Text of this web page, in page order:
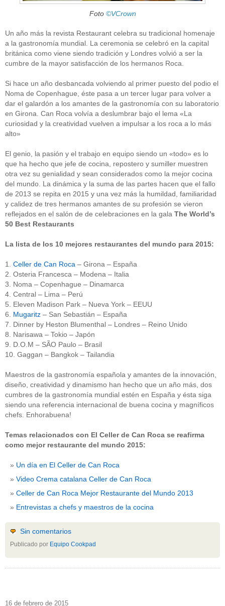
Foto ©VCrown
Un año más la revista Restaurant celebra su tradicional homenaje
a la gastronomía mundial. La ceremonia se celebró en la capital
británica como viene siendo tradición y Londres volvió a ser la
cumbre de la mayor satisfacción de los hermanos Roca.
Si hace un año desbancada volviendo al primer puesto del podio el
Noma de Copenhague, éste pasa a un tercer lugar para volver a
dar el galardón a los amantes de la gastronomía con su laboratorio
en Girona. Can Roca volvía a deslumbrar bajo el lema «La
curiosidad y la creatividad vuelven a impulsar a los roca a lo más
alto»
El genio, la pasión y el trabajo en equipo siendo un «todo» es lo
que ha hecho que jefe de cocina, repostero y sumiller muestren
otra vez su genialidad y sean considerados como la mejor cocina
del mundo. La dinámica y la suma de las partes hacen que el fallo
de 2013 se repita en 2015 y una vez más la humildad, familiaridad
y calidez de tres hermanos amantes de su profesión se vieron
reflejados en el salón de de celebraciones en la gala The World’s
50 Best Restaurants
La lista de los 10 mejores restaurantes del mundo para 2015:
1. Celler de Can Roca – Girona – España
2. Osteria Francesca – Modena – Italia
3. Noma – Copenhague – Dinamarca
4. Central – Lima – Perú
5. Eleven Madison Park – Nueva York – EEUU
6. Mugaritz – San Sebastián – España
7. Dinner by Heston Blumenthal – Londres – Reino Unido
8. Narisawa – Tokio – Japón
9. D.O.M – SÃO Paulo – Brasil
10. Gaggan – Bangkok – Tailandia
Maestros de la gastronomía española y amantes de la innovación,
diseño, creatividad y dinamismo han hecho que un año más, dos
cumbres de la gastronomía mundial estén en España y ésta siga
siendo una referencia internacional de buena cocina y magníficos
chefs. Enhorabuena!
Temas relacionados con El Celler de Can Roca se reafirma
como mejor restaurante del mundo 2015:
Un día en El Celler de Can Roca
Video Crema catalana Celler de Can Roca
Celler de Can Roca Mejor Restaurante del Mundo 2013
Entrevistas a chefs y maestros de la cocina
Sin comentarios
Publicado por Equipo Cookpad
16 de febrero de 2015